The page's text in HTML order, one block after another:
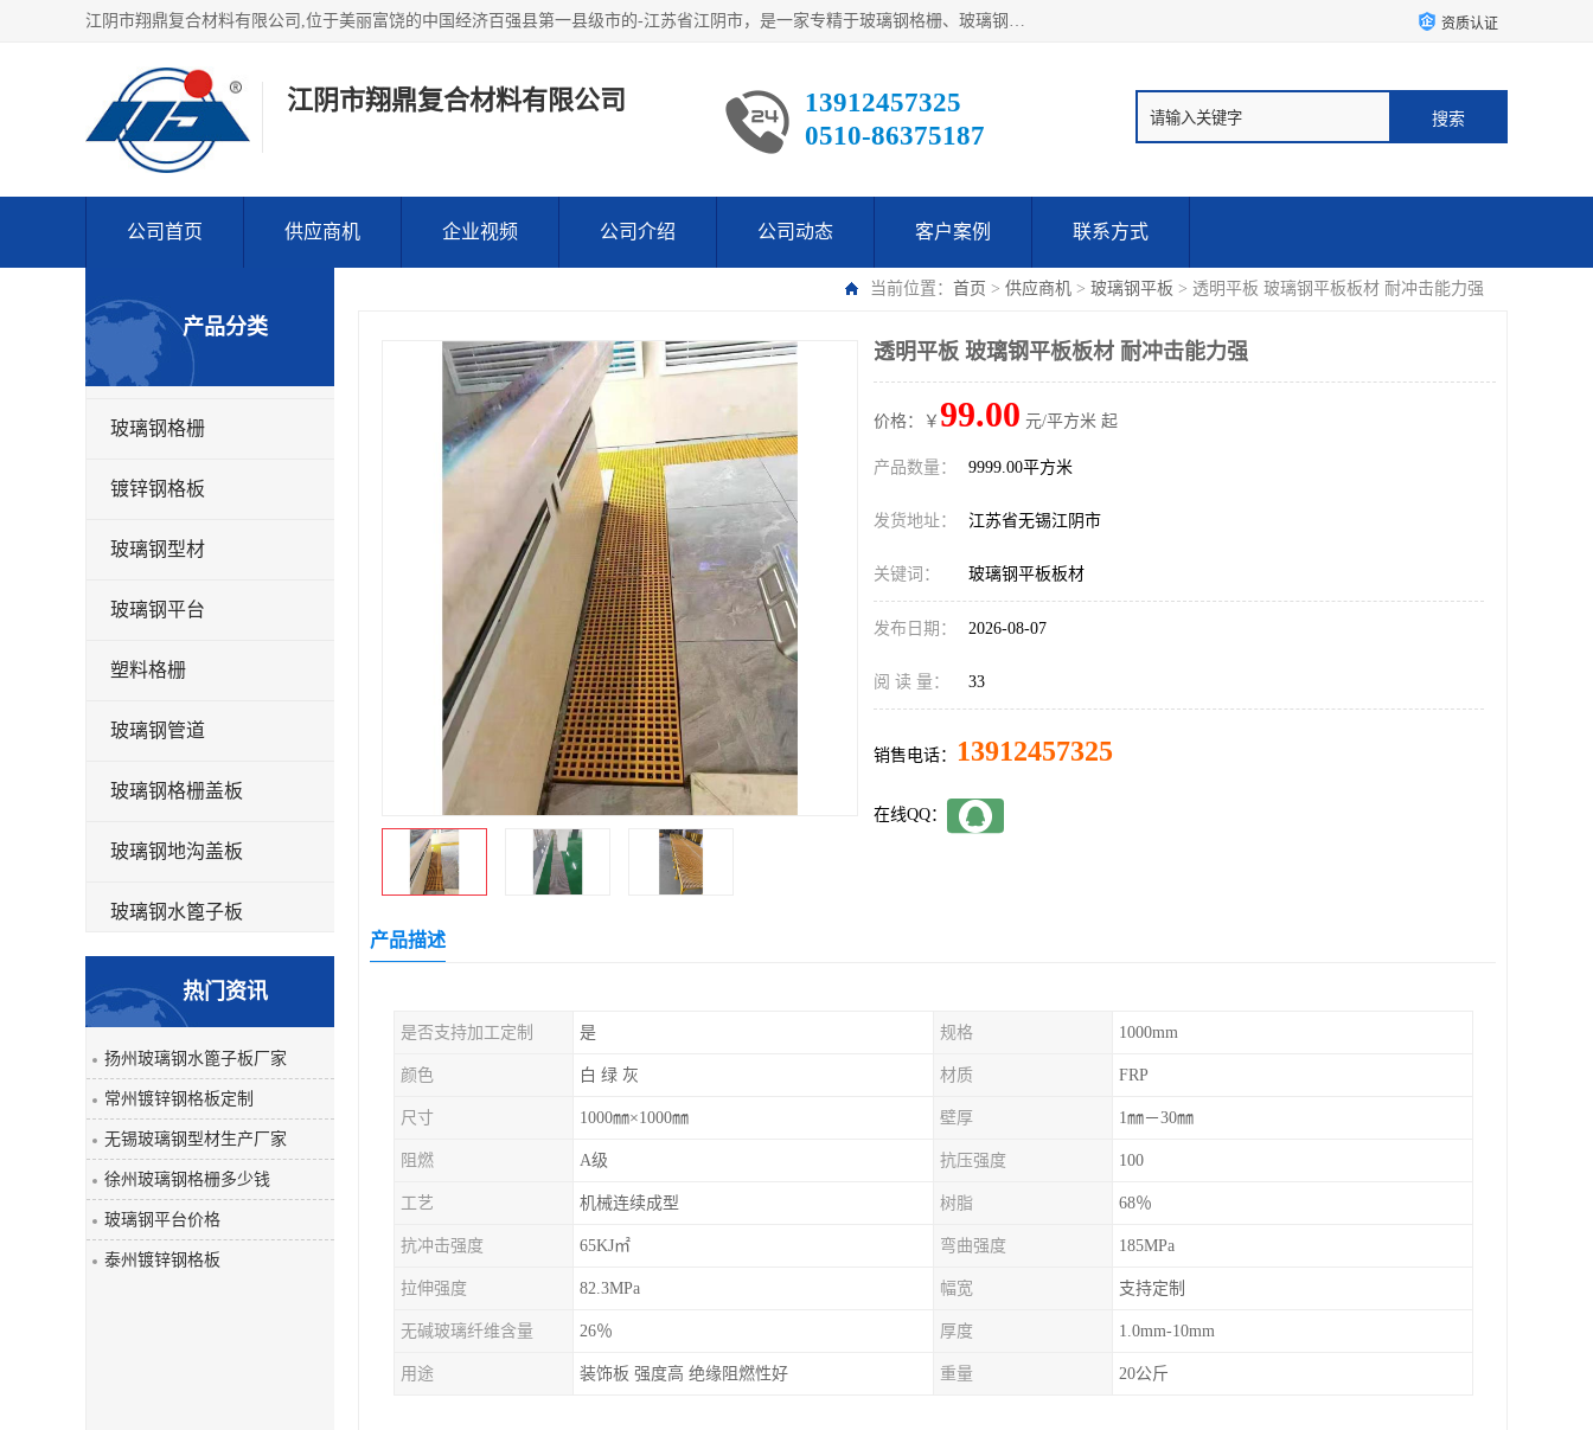
江阴市翔鼎复合材料有限公司,位于美丽富饶的中国经济百强县第一县级市的-江苏省江阴市，是一家专精于玻璃钢格栅、玻璃钢新材料,镀锌钢格板，机械设备生产制造及研发的科技型企业；公司产品已销往了世界多个国家和地区，公司人决心加倍努力愿与广大社会同仁精诚合作共创辉煌！ 资质认证
江阴市翔鼎复合材料有限公司
13912457325
0510-86375187
公司首页 供应商机 企业视频 公司介绍 公司动态 客户案例 联系方式
当前位置： 首页 > 供应商机 > 玻璃钢平板 > 透明平板 玻璃钢平板板材 耐冲击能力强
产品分类
玻璃钢格栅
镀锌钢格板
玻璃钢型材
玻璃钢平台
塑料格栅
玻璃钢管道
玻璃钢格栅盖板
玻璃钢地沟盖板
玻璃钢水篦子板
玻璃钢平板
玻璃钢盖板
热门资讯
扬州玻璃钢水篦子板厂家
常州镀锌钢格板定制
无锡玻璃钢型材生产厂家
徐州玻璃钢格栅多少钱
玻璃钢平台价格
泰州镀锌钢格板
透明平板 玻璃钢平板板材 耐冲击能力强
价格：￥ 99.00 元/平方米 起
产品数量： 9999.00平方米
发货地址： 江苏省无锡江阴市
关键词： 玻璃钢平板板材
发布日期： 2026-08-07
阅 读 量： 33
销售电话： 13912457325
在线QQ：
产品描述
是否支持加工定制 是 规格 1000mm
颜色 白 绿 灰 材质 FRP
尺寸 1000㎜×1000㎜ 壁厚 1㎜－30㎜
阻燃 A级 抗压强度 100
工艺 机械连续成型 树脂 68％
抗冲击强度 65KJ㎡ 弯曲强度 185MPa
拉伸强度 82.3MPa 幅宽 支持定制
无碱玻璃纤维含量 26％ 厚度 1.0mm-10mm
用途 装饰板 强度高 绝缘阻燃性好 重量 20公斤